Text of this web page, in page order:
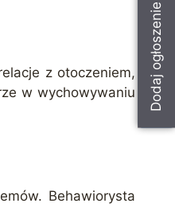
Dodaj ogłoszenie
z otoczeniem,
w wychowywaniu
Behawiorysta